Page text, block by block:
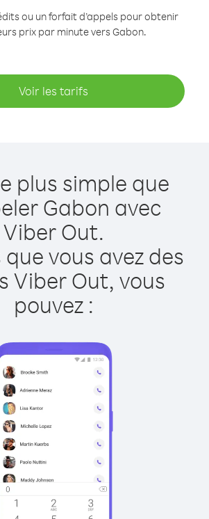
ou un forfait d’appels pour obtenir
prix par minute vers Gabon.
Voir les tarifs
plus simple que
Gabon avec
Viber Out.
que vous avez des
Viber Out, vous
pouvez :